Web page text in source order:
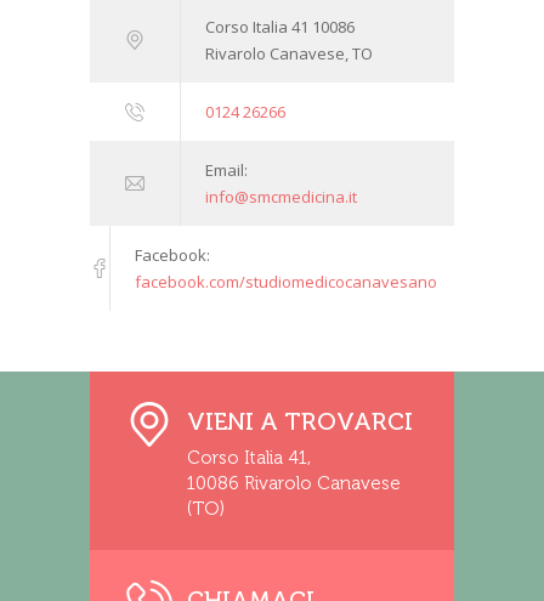
Corso Italia 41 10086
Rivarolo Canavese, TO
0124 26266
Email:
info@smcmedicina.it
Facebook:
facebook.com/studiomedicocanavesano
VIENI A TROVARCI
Corso Italia 41,
10086 Rivarolo Canavese
(TO)